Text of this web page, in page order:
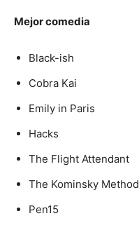
Mejor comedia
Black-ish
Cobra Kai
Emily in Paris
Hacks
The Flight Attendant
The Kominsky Method
Pen15